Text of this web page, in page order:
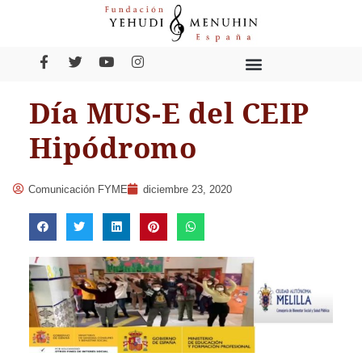
Día MUS-E del CEIP
Hipódromo
Comunicación FYME diciembre 23, 2020